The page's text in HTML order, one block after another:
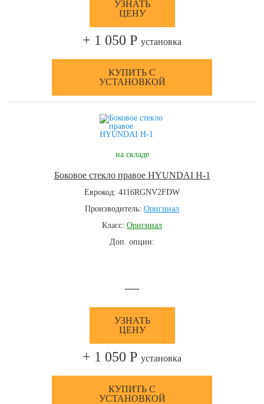
УЗНАТЬ
ЦЕНУ
+ 1 050 Р установка
КУПИТЬ С
УСТАНОВКОЙ
на складе
Боковое стекло правое HYUNDAI H-1
Еврокод: 4116RGNV2FDW
Производитель: Оригинал
Класс: Оригинал
Доп. опции:
—
УЗНАТЬ
ЦЕНУ
+ 1 050 Р установка
КУПИТЬ С
УСТАНОВКОЙ